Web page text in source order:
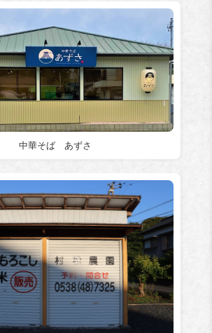
中華そば あずさ